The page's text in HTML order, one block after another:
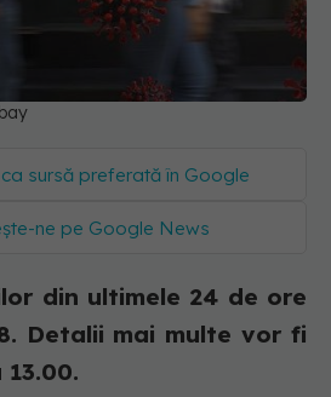
sursă preferată în Google
ne pe Google News
din ultimele 24 de ore
Detalii mai multe vor fi